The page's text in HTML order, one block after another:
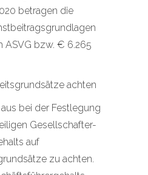
betragen die
ASVG bzw. € 6.265
achten
bei der Festlegung
Gesellschafter-
auf
zu achten.